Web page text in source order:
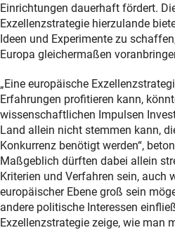
Einrichtungen dauerhaft fördert.
Exzellenzstrategie hierzulande
Ideen und Experimente zu
Europa gleichermaßen
„Eine europäische
Erfahrungen profitieren kann,
wissenschaftlichen Impulsen
Land allein nicht stemmen kann,
Konkurrenz benötigt werden“,
Maßgeblich dürften dabei allein
Kriterien und Verfahren sein, auch
europäischer Ebene groß sein
andere politische Interessen
Exzellenzstrategie zeige, wie man